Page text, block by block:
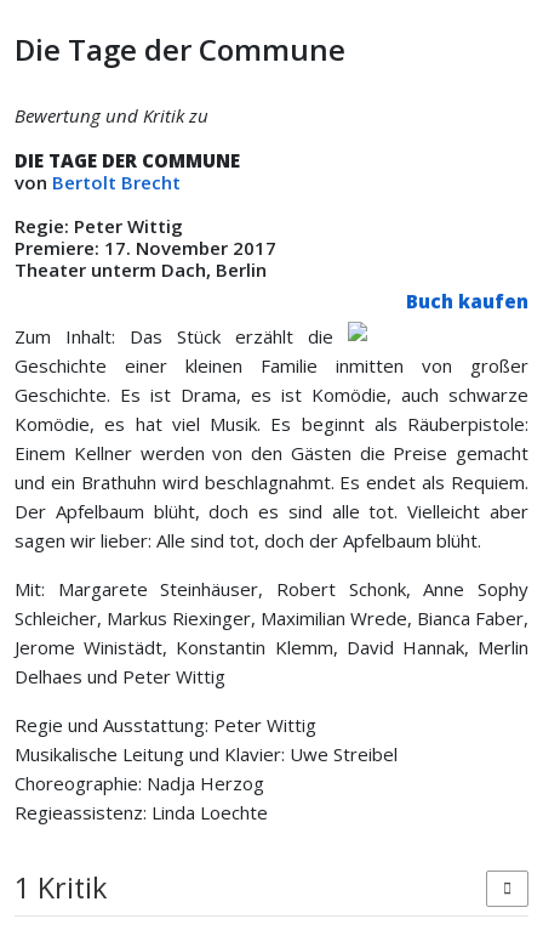
Die Tage der Commune
Bewertung und Kritik zu
DIE TAGE DER COMMUNE
von Bertolt Brecht
Regie: Peter Wittig
Premiere: 17. November 2017
Theater unterm Dach, Berlin
Buch kaufen
Zum Inhalt: Das Stück erzählt die
Geschichte einer kleinen Familie inmitten von großer
Geschichte. Es ist Drama, es ist Komödie, auch schwarze
Komödie, es hat viel Musik. Es beginnt als Räuberpistole:
Einem Kellner werden von den Gästen die Preise gemacht
und ein Brathuhn wird beschlagnahmt. Es endet als Requiem.
Der Apfelbaum blüht, doch es sind alle tot. Vielleicht aber
sagen wir lieber: Alle sind tot, doch der Apfelbaum blüht.
Mit: Margarete Steinhäuser, Robert Schonk, Anne Sophy
Schleicher, Markus Riexinger, Maximilian Wrede, Bianca Faber,
Jerome Winistädt, Konstantin Klemm, David Hannak, Merlin
Delhaes und Peter Wittig
Regie und Ausstattung: Peter Wittig
Musikalische Leitung und Klavier: Uwe Streibel
Choreographie: Nadja Herzog
Regieassistenz: Linda Loechte
1 Kritik